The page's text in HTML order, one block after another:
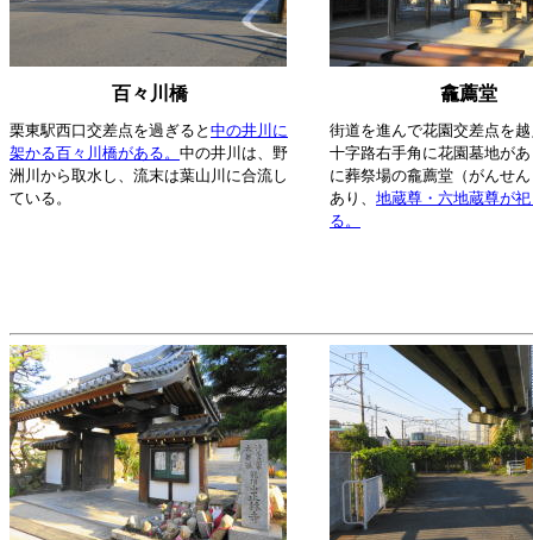
百々川橋 龕薦堂
栗東駅西口交差点を過ぎると 中の井川に
架かる百々川橋がある。 中の井川は、野
洲川から取水し、流末は葉山川に合流し
ている。
街道を進んで花園交差点を
十字路右手角に花園墓地が
に葬祭場の龕薦堂（がんせ
あり、 地蔵尊・六地蔵尊が
る。